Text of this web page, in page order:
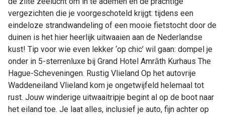
vergezichten die je voorgeschoteld krijgt: tijdens een
eindeloze strandwandeling of een mooie fietstocht door de
duinen is het hier heerlijk uitwaaien aan de Nederlandse
kust! Tip voor wie even lekker ‘op chic’ wil gaan: dompel je
onder in 5-sterrenluxe bij Grand Hotel Amrȃth Kurhaus The
Hague-Scheveningen. Rustig Vlieland Op het autovrije
Waddeneiland Vlieland kom je ongetwijfeld helemaal tot
rust. Jouw winderige uitwaaitripje begint al op de boot naar
het eiland toe. Je laat alles, inclusief je auto, fijn achter op